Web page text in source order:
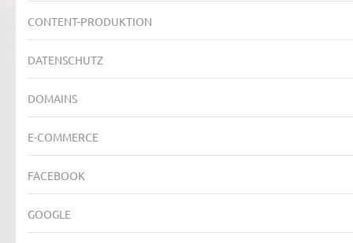
CONTENT-PRODUKTION
DATENSCHUTZ
DOMAINS
E-COMMERCE
FACEBOOK
GOOGLE